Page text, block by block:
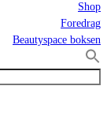
Shop
Foredrag
Beautyspace boksen